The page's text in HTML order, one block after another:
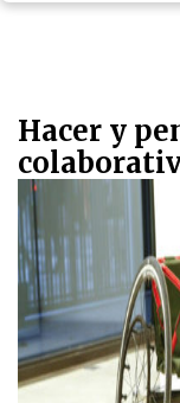
Hacer y